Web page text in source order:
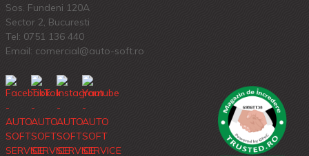
Sos. Fundeni 120A
Sector 2, Bucuresti
Tel: 0751 136 440
Email: comercial@auto-soft.ro